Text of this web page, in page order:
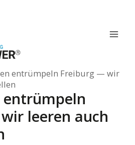
entrümpeln Freiburg — wir
entrümpeln
leeren auch